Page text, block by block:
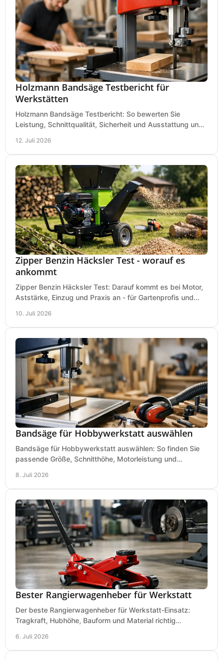
Holzmann Bandsäge Testbericht für
Werkstätten
Holzmann Bandsäge Testbericht: So bewerten Sie
Leistung, Schnittqualität, Sicherheit und Ausstattung und
12. Juli 2026
Zipper Benzin Häcksler Test - worauf es
ankommt
Zipper Benzin Häcksler Test: Darauf kommt es bei Motor,
Aststärke, Einzug und Praxis an - für Gartenprofis und
10. Juli 2026
Bandsäge für Hobbywerkstatt auswählen
Bandsäge für Hobbywerkstatt auswählen: So finden Sie
passende Größe, Schnitthöhe, Motorleistung und
8. Juli 2026
Bester Rangierwagenheber für Werkstatt
Der beste Rangierwagenheber für Werkstatt-Einsatz:
Tragkraft, Hubhöhe, Bauform und Material richtig
6. Juli 2026